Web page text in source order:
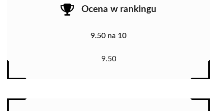
Ocena w rankingu
9.50 na 10
9.50